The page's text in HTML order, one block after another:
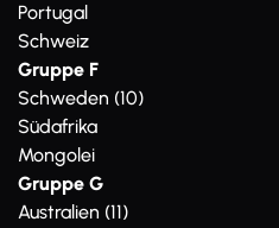
Portugal
Schweiz
Gruppe F
Schweden (10)
Südafrika
Mongolei
Gruppe G
Australien (11)